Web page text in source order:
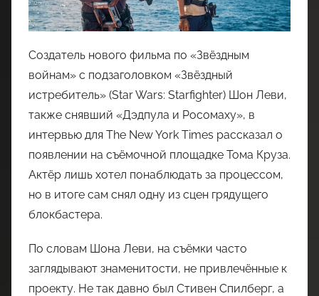
Создатель нового фильма по «Звёздным
войнам» с подзаголовком «Звёздный
истребитель» (Star Wars: Starfighter) Шон Леви,
также снявший «Дэдпула и Росомаху», в
интервью для The New York Times рассказал о
появлении на съёмочной площадке Тома Круза.
Актёр лишь хотел понаблюдать за процессом,
но в итоге сам снял одну из сцен грядущего
блокбастера.
По словам Шона Леви, на съёмки часто
заглядывают знаменитости, не привлечённые к
проекту. Не так давно был Стивен Спилберг, а